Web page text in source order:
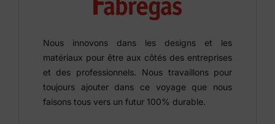
Nous innovons dans les designs et les
matériaux pour être aux côtés des entreprises
et des professionnels. Nous travaillons pour
toujours ajouter dans ce voyage que nous
faisons tous vers un futur 100% durable.